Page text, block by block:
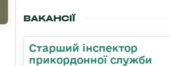
ВАКАНСІЇ
Старший інспектор
прикордонної служби